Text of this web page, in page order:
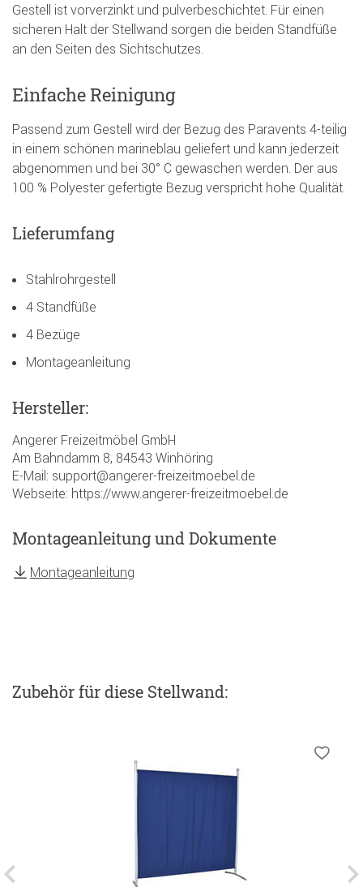
Gestell ist vorverzinkt und pulverbeschichtet. Für einen
sicheren Halt der Stellwand sorgen die beiden Standfüße
an den Seiten des Sichtschutzes.
Einfache Reinigung
Passend zum Gestell wird der Bezug des Paravents 4-teilig
in einem schönen marineblau geliefert und kann jederzeit
abgenommen und bei 30° C gewaschen werden. Der aus
100 % Polyester gefertigte Bezug verspricht hohe Qualität.
Lieferumfang
Stahlrohrgestell
4 Standfüße
4 Bezüge
Montageanleitung
Hersteller:
Angerer Freizeitmöbel GmbH
Am Bahndamm 8, 84543 Winhöring
E-Mail: support@angerer-freizeitmoebel.de
Webseite: https://www.angerer-freizeitmoebel.de
Montageanleitung und Dokumente
Montageanleitung
Zubehörfür diese Stellwand: